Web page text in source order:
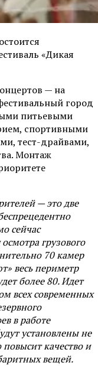
«Дикая
— на
город
питьевыми
спортивными
тест-драйвами,
Монтаж
— это две
сейчас
грузового
70 камер
весь периметр
более 80. Идет
всех современных
в работе
установлены не
качество и
вещей.